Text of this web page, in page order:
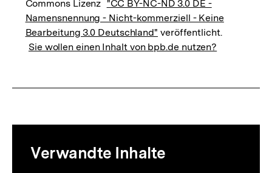
Commons Lizenz "CC BY-NC-ND 3.0 DE -
Namensnennung - Nicht-kommerziell - Keine
Bearbeitung 3.0 Deutschland" veröffentlicht.
Sie wollen einen Inhalt von bpb.de nutzen?
zur
Verwandte Inhalte